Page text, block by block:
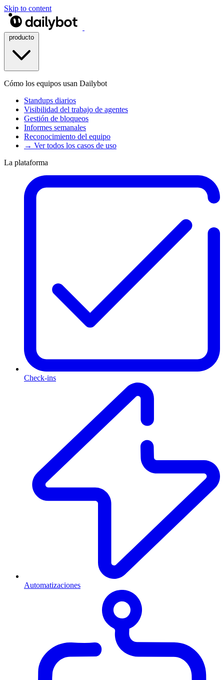
Skip to content
Cómo los equipos usan Dailybot
Standups diarios
Visibilidad del trabajo de agentes
Gestión de bloqueos
Informes semanales
Reconocimiento del equipo
→ Ver todos los casos de uso
La plataforma
Check-ins
Automatizaciones